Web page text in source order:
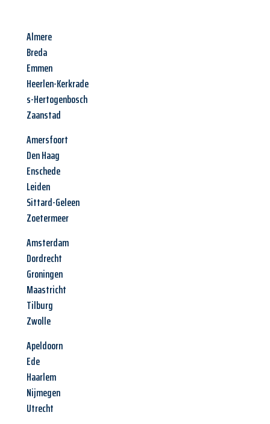
Almere
Breda
Emmen
Heerlen-Kerkrade
s-Hertogenbosch
Zaanstad
Amersfoort
Den Haag
Enschede
Leiden
Sittard-Geleen
Zoetermeer
Amsterdam
Dordrecht
Groningen
Maastricht
Tilburg
Zwolle
Apeldoorn
Ede
Haarlem
Nijmegen
Utrecht